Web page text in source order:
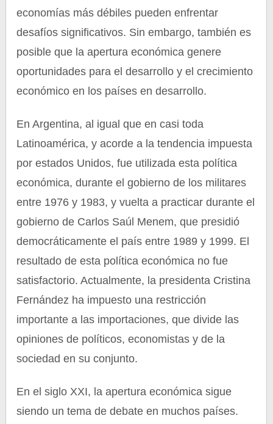
economías más débiles pueden enfrentar
desafíos significativos. Sin embargo, también es
posible que la apertura económica genere
oportunidades para el desarrollo y el crecimiento
económico en los países en desarrollo.
En Argentina, al igual que en casi toda
Latinoamérica, y acorde a la tendencia impuesta
por estados Unidos, fue utilizada esta política
económica, durante el gobierno de los militares
entre 1976 y 1983, y vuelta a practicar durante el
gobierno de Carlos Saúl Menem, que presidió
democráticamente el país entre 1989 y 1999. El
resultado de esta política económica no fue
satisfactorio. Actualmente, la presidenta Cristina
Fernández ha impuesto una restricción
importante a las importaciones, que divide las
opiniones de políticos, economistas y de la
sociedad en su conjunto.
En el siglo XXI, la apertura económica sigue
siendo un tema de debate en muchos países.